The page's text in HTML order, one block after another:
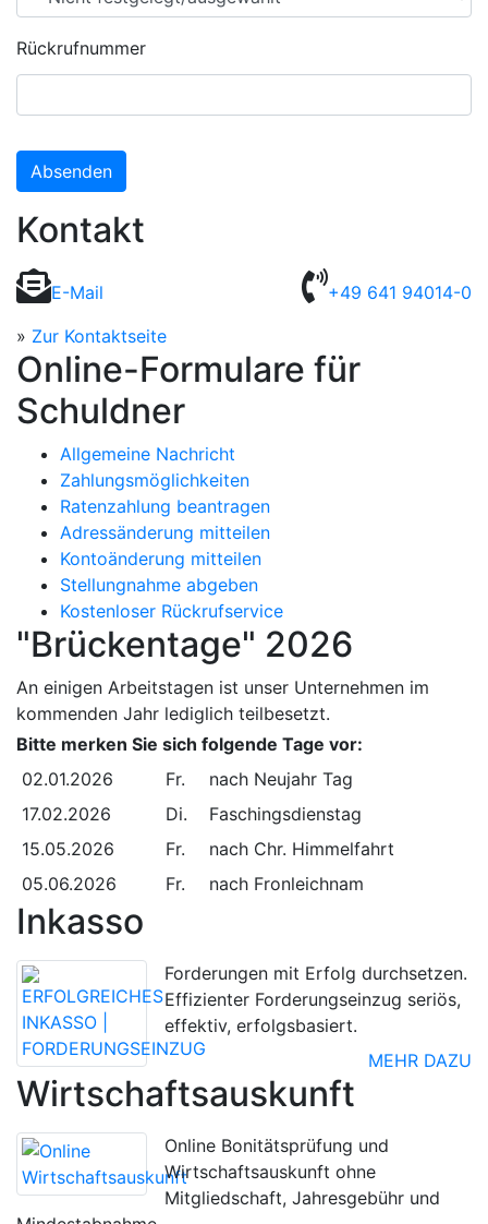
Rückrufnummer
Absenden
Kontakt
E-Mail
+49 641 94014-0
» Zur Kontaktseite
Online-Formulare für
Schuldner
Allgemeine Nachricht
Zahlungsmöglichkeiten
Ratenzahlung beantragen
Adressänderung mitteilen
Kontoänderung mitteilen
Stellungnahme abgeben
Kostenloser Rückrufservice
"Brückentage" 2026
An einigen Arbeitstagen ist unser Unternehmen im
kommenden Jahr lediglich teilbesetzt.
Bitte merken Sie sich folgende Tage vor:
02.01.2026
Fr.
nach Neujahr Tag
17.02.2026
Di.
Faschingsdienstag
15.05.2026
Fr.
nach Chr. Himmelfahrt
05.06.2026
Fr. nach Fronleichnam
Inkasso
Forderungen mit Erfolg durchsetzen.
Effizienter Forderungseinzug seriös,
effektiv, erfolgsbasiert.
MEHR DAZU
Wirtschaftsauskunft
Online Bonitätsprüfung und
Wirtschaftsauskunft ohne
Mitgliedschaft, Jahresgebühr und